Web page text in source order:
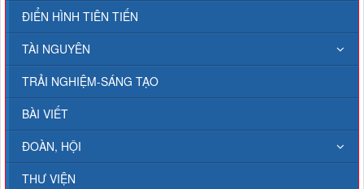
ĐIỂN HÌNH TIÊN TIẾN
TÀI NGUYÊN
TRẢI NGHIỆM-SÁNG TẠO
BÀI VIẾT
ĐOÀN, HỘI
THƯ VIỆN